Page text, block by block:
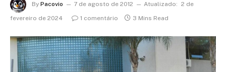
By Pacovio 7 de agosto de 2012 Atualizado: 2 de
fevereiro de 2024
1 comentário 3 Mins Read